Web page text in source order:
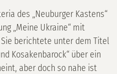
des „Neuburger Kastens“
„Meine Ukraine“ mit
berichtete unter dem Titel
Kosakenbarock“ über ein
aber doch so nahe ist